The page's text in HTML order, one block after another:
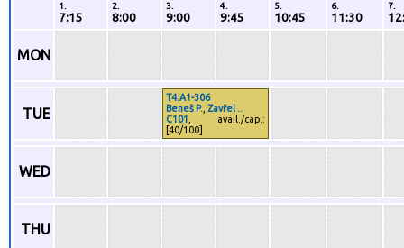
1.
7:15
2.
8:00
3.
9:00
4.
9:45
5.
10:45
6.
11:30
7.
MON
TUE
T4:A1-306
Beneš P. Zavřel ..
C101 , avail./cap.:
[40/100]
WED
THU